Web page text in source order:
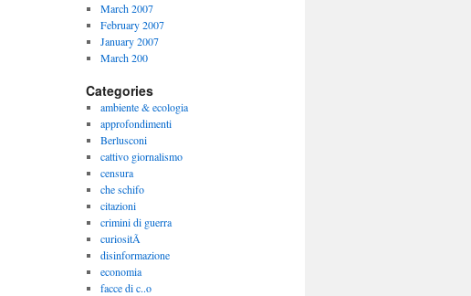
March 2007
February 2007
January 2007
March 200
Categories
ambiente & ecologia
approfondimenti
Berlusconi
cattivo giornalismo
censura
che schifo
citazioni
crimini di guerra
curiositÃ
disinformazione
economia
facce di c..o